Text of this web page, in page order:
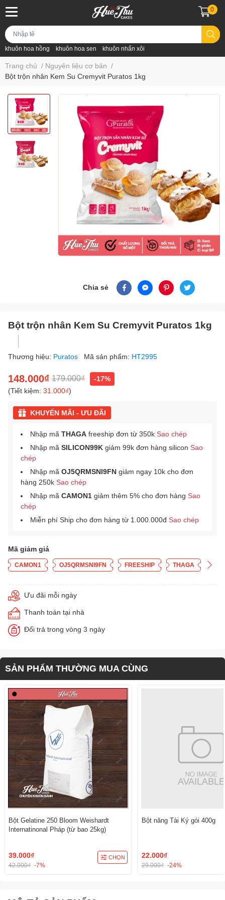
khuôn hoa hồng khuôn hoa sen khuôn nhấn xôi
0
Trang chủ / Nguyên liệu cơ bản /
Bột trộn nhân Kem Su Cremyvit Puratos 1kg
Chia sẻ
Bột trộn nhân Kem Su Cremyvit Puratos 1kg
Thương hiệu: Puratos Mã sản phẩm: HT2995
148.000₫ 179.000₫
-17%
(Tiết kiệm: 31.000₫)
KHUYẾN MÃI - ƯU ĐÃI
Nhập mã THAGA freeship đơn từ 350k Sao chép
Nhập mã SILICON99K giảm 99k đơn hàng silicon Sao
chép
Nhập mã OJ5QRMSNI9FN giảm ngay 10k cho đơn
hàng 250k Sao chép
Nhập mã CAMON1 giảm thêm 5% cho đơn hàng Sao
chép
Miễn phí Ship cho đơn hàng từ 1.000.000đ Sao chép
Mã giảm giá
CAMON1 OJ5QRMSNI9FN FREESHIP THAGA
Ưu đãi mỗi ngày
Thanh toán tại nhà
Đổi trả trong vòng 3 ngày
SẢN PHẨM THƯỜNG MUA CÙNG
Bột Gelatine 250 Bloom Weishardt
Internatinonal Pháp (từ bao 25kg)
39.000₫
42.000₫ -7%
CHỌN
Bột năng Tài Ký gói 400g
22.000₫
29.000₫ -24%